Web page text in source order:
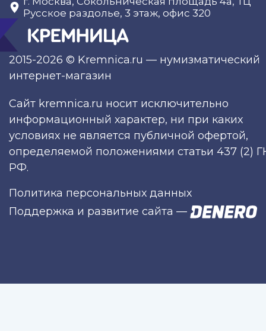
2015-2026 © Kremnica.ru — нумизматический
интернет-магазин
Русское раздолье, 3 этаж, офис 320
Сайт kremnica.ru носит исключительно
информационный характер, ни при каких
условиях не является публичной офертой,
определяемой положениями статьи 437 (2)
РФ.
Политика персональных данных
Поддержка и развитие сайта —